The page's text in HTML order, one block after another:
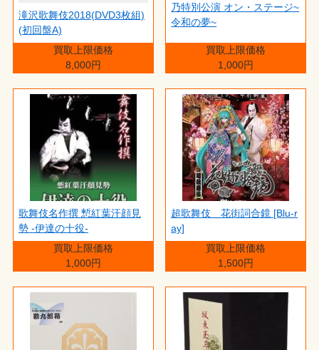
滝沢歌舞伎2018(DVD3枚組)
(初回盤A)
買取上限価格
8,000円
乃特別公演 オン・ステージ~
令和の夢~
買取上限価格
1,000円
歌舞伎名作撰 慙紅葉汗顔見
勢 -伊達の十役-
買取上限価格
1,000円
超歌舞伎 花街詞合鏡 [Blu-r
ay]
買取上限価格
1,500円